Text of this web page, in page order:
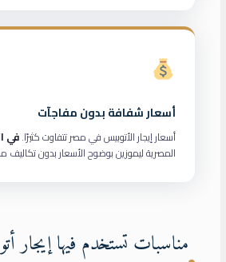
أسعار شفافة بدون مفاجآت
أسعار إيجار الأتوبيس في مصر تتفاوت كثيرًا.في
المصرية ليموزين بوضوح الأسعار بدون تكاليف